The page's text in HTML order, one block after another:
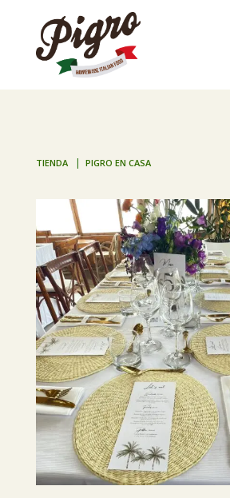
TIENDA| PIGRO EN CASA